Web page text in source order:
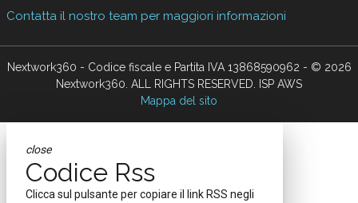
Contatta il nostro team per maggiori informazioni
Nextwork360 - Codice fiscale e Partita IVA 13868590962 - © 2026
Nextwork360. ALL RIGHTS RESERVED. ISP AWS
Mappa del sito
close
Codice Rss
Clicca sul pulsante per copiare il link RSS negli